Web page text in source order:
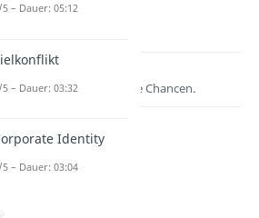
Entdecke hier deine Chancen.
– Dauer: 05:12
– Dauer: 03:32
Identity
5 – Dauer: 03:04